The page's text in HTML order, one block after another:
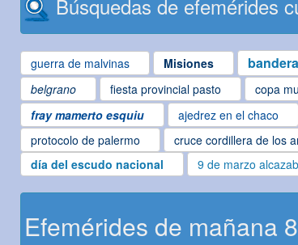
Búsquedas de efemérides
guerra de malvinas Misiones
belgrano
fiesta provincial pasto copa
fray mamerto esquiu
ajedrez en el chaco
protocolo de palermo cruce cordillera de los
día del escudo nacional
9 de marzo
Efemérides de mañana